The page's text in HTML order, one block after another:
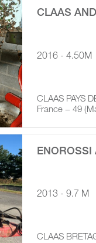
CLAAS
2016 - 4.50M
CLAAS PAYS
France − 49
ENOROSSI
2013 - 9.7 M
CLAAS